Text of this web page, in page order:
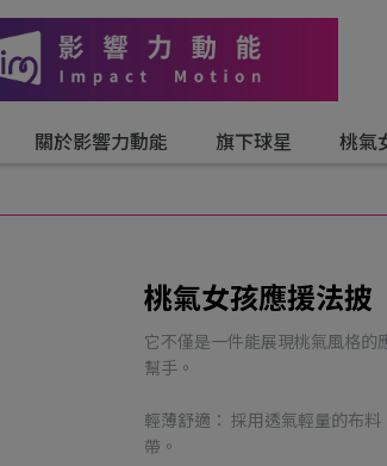
關於影響力動能 旗下球星 桃氣
桃氣女孩應援法披
它不僅是一件能展現桃氣風格
幫手。
輕薄舒適： 採用透氣輕量的布
帶。